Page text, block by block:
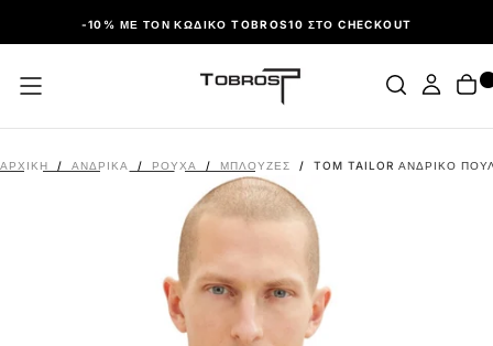
ΠΑΡΆΛΕΙΨΗ-10% ΜΕ ΤΟΝ ΚΩΔΙΚΌ TOBROS10 ΣΤΟ CHECKOUT
ΑΡΧΙΚΉ / ΑΝΔΡΙΚΑ / ΡΟΎΧΑ / ΜΠΛΟΎΖΕΣ / TOM TAILOR ΑΝΔΡΙΚΌ